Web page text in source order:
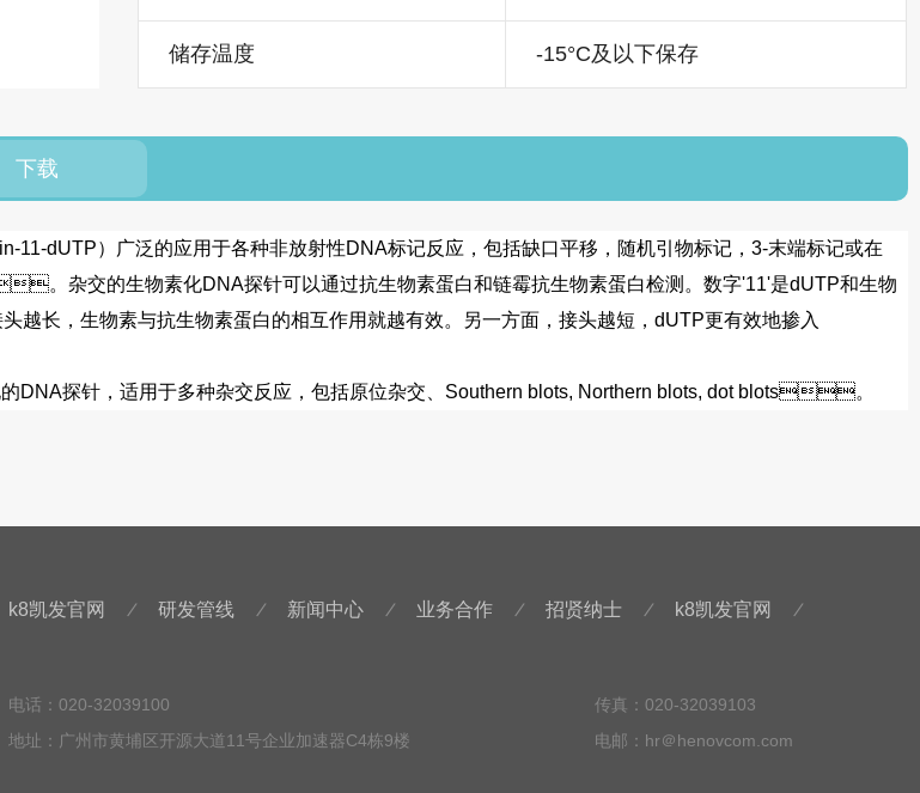
储存温度 -15°C及以下保存
下载
11-dUTP）广泛的应用于各种非放射性DNA标记反应，包括缺口平移，随机引物标记，3-末端标记或在
。杂交的生物素化DNA探针可以通过抗生物素蛋白和链霉抗生物素蛋白检测。数字'11'是dUTP和生物
越长，生物素与抗生物素蛋白的相互作用就越有效。另一方面，接头越短，dUTP更有效地掺入
探针，适用于多种杂交反应，包括原位杂交、Southern blots, Northern blots, dot blots。
k8凯发官网 / 研发管线 / 新闻中心 / 业务合作 / 招贤纳士 / k8凯发官网 /
电话：020-32039100
地址：广州市黄埔区开源大道11号企业加速器C4栋9楼
传真：020-32039103
电邮：hr＠henovcom.com